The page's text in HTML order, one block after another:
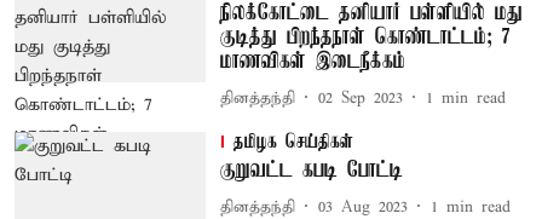
நிலக்கோட்டை தனியார் பள்ளியில் மது
குடித்து பிறந்தநாள் கொண்டாட்டம்; 7
மாணவிகள் இடைநீக்கம்
தினத்தந்தி 02 Sep 2023 1 min read
தமிழக செய்திகள்
குறுவட்ட கபடி போட்டி
தினத்தந்தி 03 Aug 2023 1 min read